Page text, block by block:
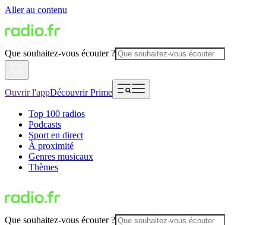
Aller au contenu
Que souhaitez-vous écouter ?
Ouvrir l'appDécouvrir Prime
Top 100 radios
Podcasts
Sport en direct
À proximité
Genres musicaux
Thèmes
Que souhaitez-vous écouter ?